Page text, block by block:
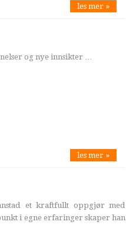
les mer »
og nye innsikter …
les mer »
et kraftfullt oppgjør med
i egne erfaringer skaper han